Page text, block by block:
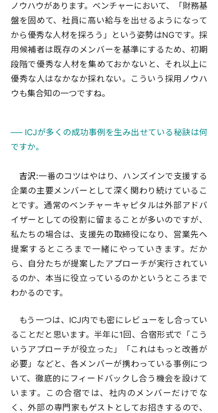
ノウハウがあります。ベンチャーにおいて、「財務基
盤を固めて、社員に高い給与を出せるようになって
から優秀な人材を採ろう」という姿勢はNGです。採
用候補者は既存のメンバーを基準にするため、初期
段階で優秀な人材を集めておかないと、それ以上に
優秀な人はなかなか採れない。こういう採用ノウハ
ウも集合知の一つですね。
── ICJが多くの成功事例を生み出せている秘訣は何
ですか。
吉沢:一番のコツはやはり、ハンズインで支援する
企業の主要メンバーとして深く関わり続けているこ
とです。通常のベンチャーキャピタルは外部アドバ
イザーとしての役割に留まることが多いのですが、
私たちの場合は、支援先の取締役になり、営業先へ
提案するところまで一緒にやっていきます。だか
ら、自分たちが提案したアプローチが実行されてい
るのか、本当に役立っているのかというところまで
わかるのです。
もう一つは、ICJ内でも密にレビューをし合ってい
ることだと思います。半年に1回、合宿形式で「こう
いうアプローチが役立った」「これはもっと改善が
必要」などと、各メンバーが携わっている事例につ
いて、徹底的にフィードバックし合う機会を設けて
います。この合宿では、社内のメンバーだけでな
く、外部の専門家もゲストとしてお招きするので、